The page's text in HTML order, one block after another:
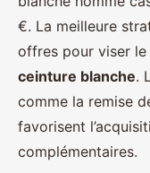
€. La meilleure
offres pour viser le
ceinture blanche.
comme la remise
favorisent
complémentaires.